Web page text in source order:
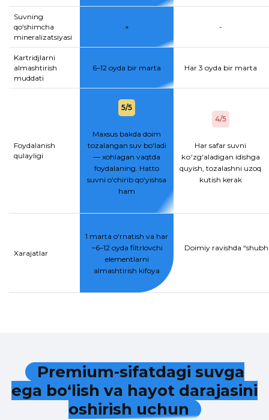
Suvning
qo‘shimcha
mineralizatsiyasi
+ -
Kartridjlarni
almashtirish
muddati
6–12 oyda bir marta Har 3 oyda bir marta
Foydalanish
qulayligi
5/5
Maxsus bakda doim
tozalangan suv bo‘ladi
— xohlagan vaqtda
foydalaning. Hatto
suvni o‘chirib qo‘yishsa
ham
4/5
Har safar suvni
kо‘zg‘aladigan idishga
quyish, tozalashni uzoq
kutish kerak
Xarajatlar
1 marta o‘rnatish va har
~6–12 oyda filtrlovchi
elementlarni
almashtirish kifoya
Doimiy ravishda
Premium-sifatdagi suvga
ega bo‘lish va hayot darajasini
oshirish uchun